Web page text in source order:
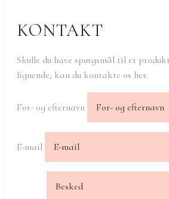
KONTAKT
Skulle du have spørgsmål til et
lignende, kan du kontakte os her.
For- og efternavn
E-mail